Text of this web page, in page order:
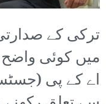
ترکی کے
میں کوئی واضح
اے کے پی (جسٹس